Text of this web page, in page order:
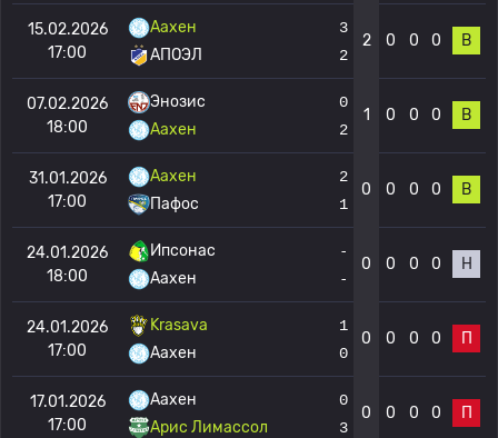
15.02.2026
17:00
Аахен
АПОЭЛ
3
2
2 0 0 0 В
07.02.2026
18:00
Энозис
Аахен
0
2
1 0 0 0 В
31.01.2026
17:00
Аахен
Пафос
2
1
0 0 0 0 В
24.01.2026
18:00
Ипсонас
Аахен
-
-
0 0 0 0 Н
24.01.2026
17:00
Krasava
Аахен
1
0
0 0 0 0 П
17.01.2026
17:00
Аахен
Арис Лимассол
0
3
0 0 0 0 П